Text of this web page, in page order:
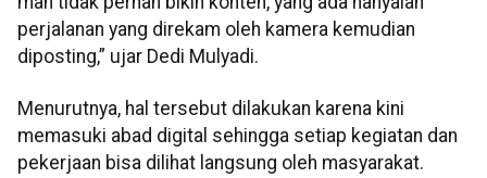
perjalanan yang direkam oleh kamera kemudian
diposting,” ujar Dedi Mulyadi.
Menurutnya, hal tersebut dilakukan karena kini
memasuki abad digital sehingga setiap kegiatan dan
pekerjaan bisa dilihat langsung oleh masyarakat.